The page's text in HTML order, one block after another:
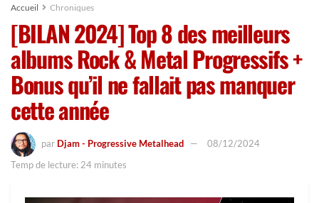
Accueil Chroniques
[BILAN 2024] Top 8 des meilleurs
albums Rock & Metal Progressifs +
Bonus qu’il ne fallait pas manquer
cette année
par Djam - Progressive Metalhead
08/12/2024
Temp de lecture: 24 minutes